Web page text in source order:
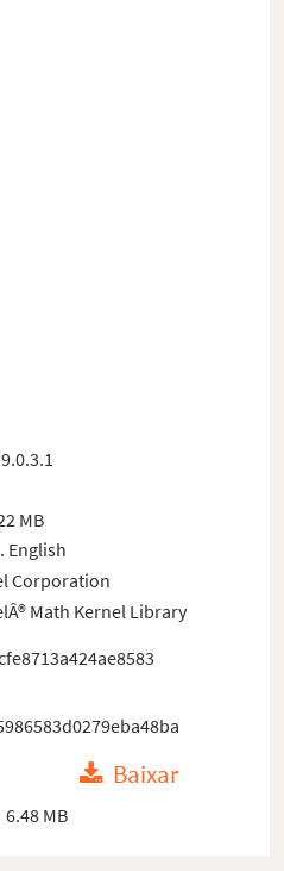
MB
English
Corporation
Math Kernel Library
Baixar
6.48 MB